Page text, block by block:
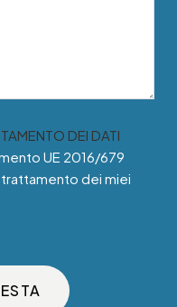
DEI DATI
UE 2016/679
dei miei